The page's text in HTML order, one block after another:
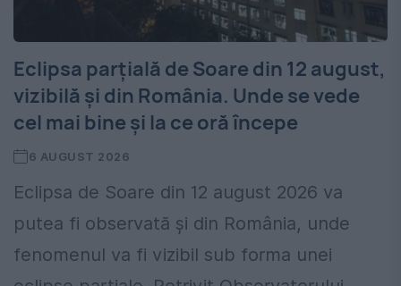
Eclipsa parțială de Soare din 12 august,
vizibilă și din România. Unde se vede
cel mai bine și la ce oră începe
6 AUGUST 2026
Eclipsa de Soare din 12 august 2026 va
putea fi observată și din România, unde
fenomenul va fi vizibil sub forma unei